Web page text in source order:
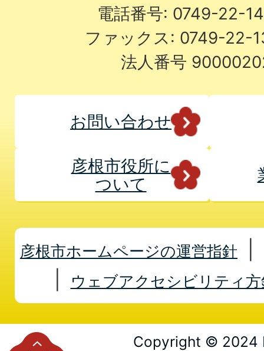
電話番号: 0749-22-
ファックス: 0749-22-
法人番号
お問い合わせ
彦根市役所に
ついて
彦根市ホームページの運営指針
ウェブアクセシビリティ方
Copyright © 2024